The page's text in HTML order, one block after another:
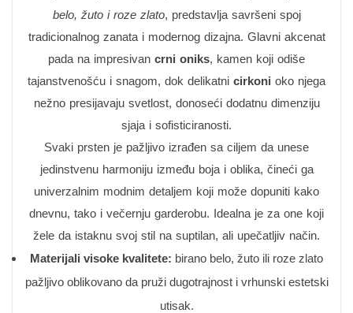
belo, žuto i roze zlato, predstavlja savršeni spoj
tradicionalnog zanata i modernog dizajna. Glavni akcenat
pada na impresivan crni oniks, kamen koji odiše
tajanstvenošću i snagom, dok delikatni cirkoni oko njega
nežno presijavaju svetlost, donoseći dodatnu dimenziju
sjaja i sofisticiranosti.
Svaki prsten je pažljivo izrađen sa ciljem da unese
jedinstvenu harmoniju između boja i oblika, čineći ga
univerzalnim modnim detaljem koji može dopuniti kako
dnevnu, tako i večernju garderobu. Idealna je za one koji
žele da istaknu svoj stil na suptilan, ali upečatljiv način.
Materijali visoke kvalitete: birano belo, žuto ili roze zlato
pažljivo oblikovano da pruži dugotrajnost i vrhunski estetski
utisak.